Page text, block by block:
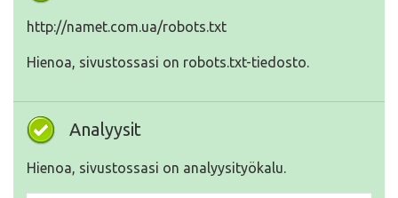
http://namet.com.ua/robots.txt
Hienoa, sivustossasi on robots.txt-tiedosto.
Analyysit
Hienoa, sivustossasi on analyysityökalu.